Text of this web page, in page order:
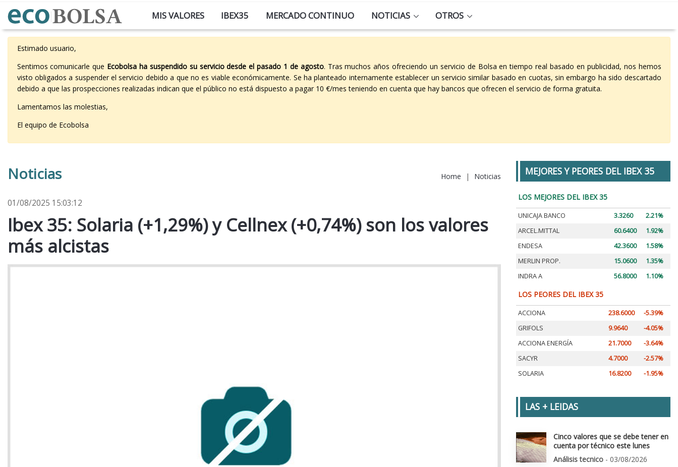
MIS VALORES IBEX35 MERCADO CONTINUO NOTICIAS OTROS
Estimado usuario,
Sentimos comunicarle que Ecobolsa ha suspendido su servicio desde el pasado 1 de agosto. Tras muchos años ofreciendo un servicio de Bolsa en tiempo real basado en publicidad, nos hemos
visto obligados a suspender el servicio debido a que no es viable económicamente. Se ha planteado internamente establecer un servicio similar basado en cuotas, sin embargo ha sido descartado
debido a que las prospecciones realizadas indican que el público no está dispuesto a pagar 10 €/mes teniendo en cuenta que hay bancos que ofrecen el servicio de forma gratuita.
Lamentamos las molestias,
El equipo de Ecobolsa
Noticias Home | Noticias
01/08/2025 15:03:12
Ibex 35: Solaria (+1,29%) y Cellnex (+0,74%) son los valores
más alcistas
MEJORES Y PEORES DEL IBEX 35
LOS MEJORES DEL IBEX 35
UNICAJA BANCO 3.3260
2.21%
ARCEL.MITTAL
60.6400
1.92%
ENDESA
42.3600
1.58%
MERLIN PROP.
15.0600
1.35%
INDRA A
56.8000 1.10%
LOS PEORES DEL IBEX 35
ACCIONA 238.6000
-5.39%
GRIFOLS
9.9640
-4.05%
ACCIONA ENERGÍA
21.7000
-3.64%
SACYR
4.7000
-2.57%
SOLARIA
16.8200 -1.95%
LAS + LEIDAS
Cinco valores que se debe tener en
cuenta por técnico este lunes
Análisis tecnico - 03/08/2026